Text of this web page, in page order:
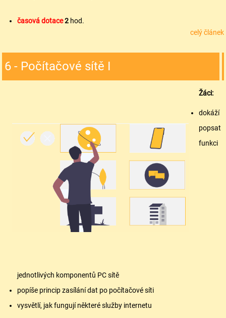
časová dotace2 hod.
celý článek
6 - Počítačové sítě I
Žáci:
dokáží
popsat
funkci
jednotlivých komponentů PC sítě
popíše princip zasílání dat po počítačové síti
vysvětlí, jak fungují některé služby internetu